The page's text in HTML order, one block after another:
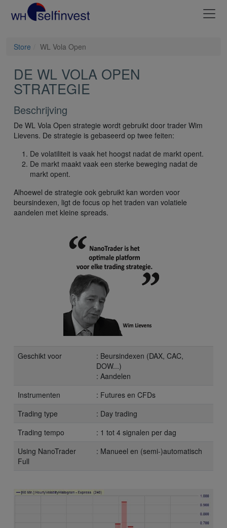
Store WL Vola Open
DE WL VOLA OPEN
STRATEGIE
Beschrijving
De WL Vola Open strategie wordt gebruikt door trader Wim
Lievens. De strategie is gebaseerd op twee feiten:
De volatiliteit is vaak het hoogst nadat de markt opent.
De markt maakt vaak een sterke beweging nadat de
markt opent.
Alhoewel de strategie ook gebruikt kan worden voor
beursindexen, ligt de focus op het traden van volatiele
aandelen met kleine spreads.
Geschikt voor
: Beursindexen (DAX, CAC,
DOW...)
: Aandelen
Instrumenten
: Futures en CFDs
Trading type
: Day trading
Trading tempo
: 1 tot 4 signalen per dag
Using NanoTrader
Full
: Manueel en (semi-)automatisch